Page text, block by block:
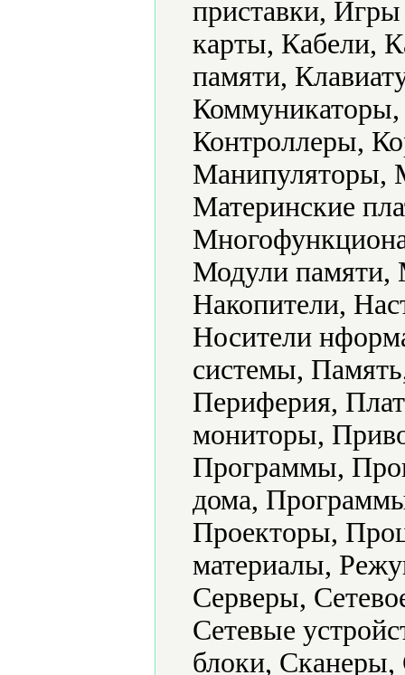
приставки,
карты, Кабели,
памяти,
Контроллеры,
Манипуляторы,
Материнские
Модули
Накопители,
Носители
системы,
Периферия,
мониторы,
Программы,
дома,
Проекторы,
материалы,
Серверы,
Сетевые
блоки,